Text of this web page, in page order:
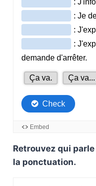
Retrouvez qui
la ponctuation.